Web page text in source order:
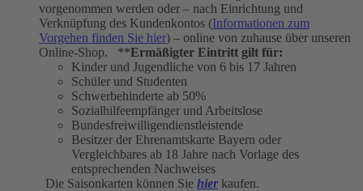
vorgenommen werden oder – nach Einrichtung und
Verknüpfung des Kundenkontos (Informationen zum
Vorgehen finden Sie hier) – online von zuhause über unseren
Online-Shop. **Ermäßigter Eintritt gilt für:
Kinder und Jugendliche von 6 bis 17 Jahren
Schüler und Studenten
Schwerbehinderte ab 50%
Sozialhilfeempfänger und Arbeitslose
Bundesfreiwilligendienstleistende
Besitzer der Ehrenamtskarte Bayern oder
Vergleichbares ab 18 Jahre nach Vorlage des
entsprechenden Nachweises
Die Saisonkarten können Sie hier kaufen.